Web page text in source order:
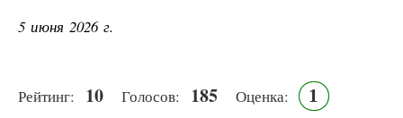
5 июня 2026 г.
Рейтинг: 10 Голосов: 185 Оценка: 1